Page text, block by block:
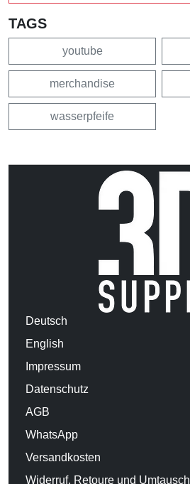
TAGS
youtube
merchandise
wasserpfeife
Deutsch
English
Impressum
Datenschutz
AGB
WhatsApp
Versandkosten
Widerruf, Retoure und Umtausch